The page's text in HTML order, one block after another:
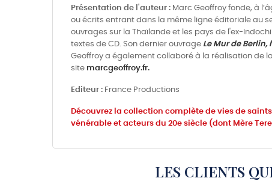
Présentation de l'auteur : Marc Geoffroy fonde, à
ou écrits entrant dans la même ligne éditoriale au
ouvrages sur la Thaïlande et les pays de l'ex-
textes de CD. Son dernier ouvrage Le Mur de
Geoffroy a également collaboré à la réalisation de la
site marcgeoffroy.fr.
Editeur : France Productions
Découvrez la collection complète de vies de
vénérable et acteurs du 20e siècle (dont Mère
LES CLIENTS